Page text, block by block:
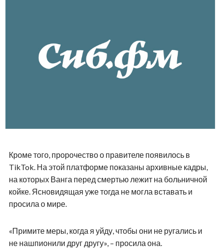
Кроме того, пророчество о правителе появилось в
TikTok. На этой платформе показаны архивные кадры,
на которых Ванга перед смертью лежит на больничной
койке. Ясновидящая уже тогда не могла вставать и
просила о мире.
«Примите меры, когда я уйду, чтобы они не ругались и
не нашпионили друг другу», – просила она.